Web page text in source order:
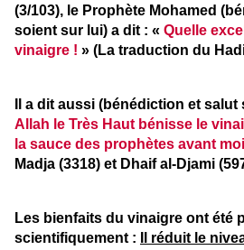
(3/103), le Prophète Mohamed
soient sur lui) a dit : « Quelle
vinaigre ! » (La traduction du
Il a dit aussi (bénédiction et
Allah le Très Haut bénisse le
la sauce des prophètes avant moi
Madja (3318) et Dhaif al-Djami
Les bienfaits du vinaigre ont été
scientifiquement :
Il réduit le